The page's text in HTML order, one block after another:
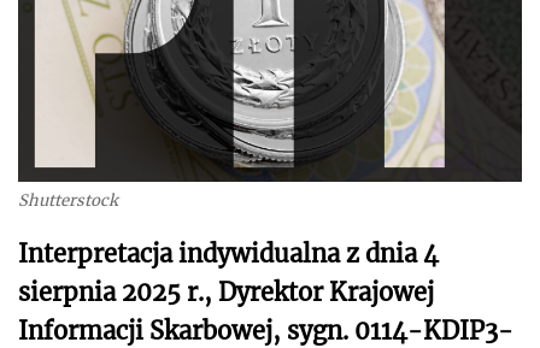
Shutterstock
Interpretacja indywidualna z dnia 4
sierpnia 2025 r., Dyrektor Krajowej
Informacji Skarbowej, sygn. 0114-KDIP3-